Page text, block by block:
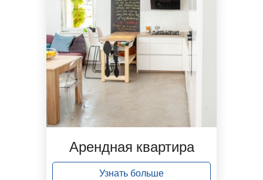
Арендная квартира
Узнать больше